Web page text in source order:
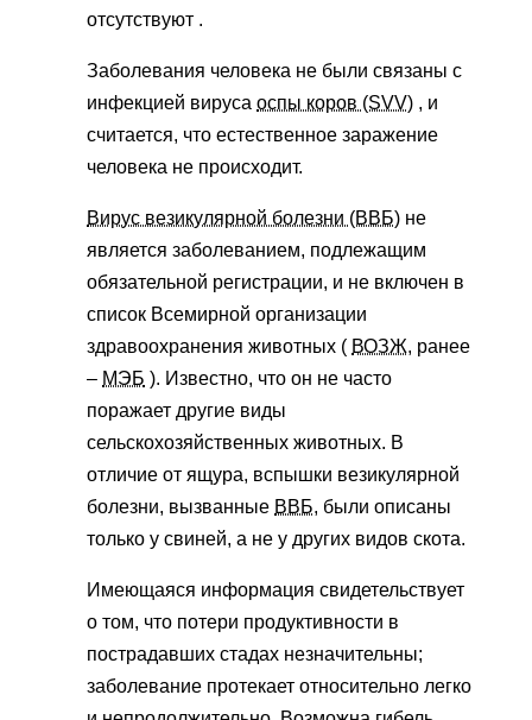
отсутствуют .
Заболевания человека не были связаны с
инфекцией вируса оспы коров (SVV) , и
считается, что естественное заражение
человека не происходит.
Вирус везикулярной болезни (ВВБ) не
является заболеванием, подлежащим
обязательной регистрации, и не включен в
список Всемирной организации
здравоохранения животных ( ВОЗЖ, ранее
– МЭБ ). Известно, что он не часто
поражает другие виды
сельскохозяйственных животных. В
отличие от ящура, вспышки везикулярной
болезни, вызванные ВВБ, были описаны
только у свиней, а не у других видов скота.
Имеющаяся информация свидетельствует
о том, что потери продуктивности в
пострадавших стадах незначительны;
заболевание протекает относительно легко